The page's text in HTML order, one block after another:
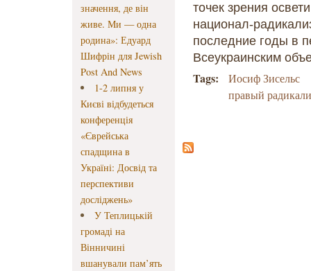
значення, де він
живе. Ми — одна
родина»: Едуард
Шифрін для Jewish
Post And News
1-2 липня у
Києві відбудеться
конференція
«Єврейська
спадщина в
Україні: Досвід та
перспективи
досліджень»
У Теплицькій
громаді на
Вінничині
вшанували пам’ять
точек зрения
национал-
последние годы в
Всеукраинским
Tags:
Иосиф Зисельс
правый